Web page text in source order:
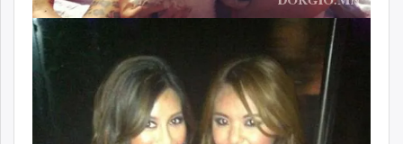
times.mn
tvmongolia.mn
mass.mn
unegui.mn